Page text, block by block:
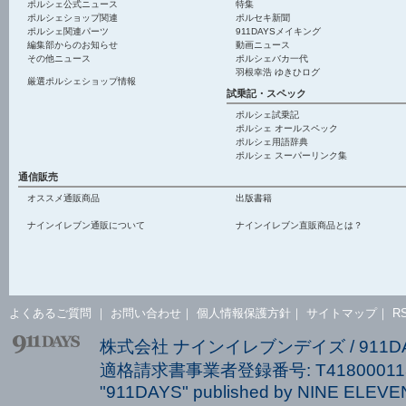
ポルシェ公式ニュース
ポルシェショップ関連
ポルシェ関連パーツ
編集部からのお知らせ
その他ニュース
厳選ポルシェショップ情報
特集
ポルセキ新聞
911DAYSメイキング
動画ニュース
ポルシェバカ一代
羽根幸浩 ゆきひログ
試乗記・スペック
ポルシェ試乗記
ポルシェ オールスペック
ポルシェ用語辞典
ポルシェ スーパーリンク集
通信販売
オススメ通販商品 出版書籍
ナインイレブン通販について ナインイレブン直販商品とは？
よくあるご質問 お問い合わせ 個人情報保護方針 サイトマップ｜
株式会社 ナインイレブンデイズ /
適格請求書事業者登録番号:
"911DAYS" published by NINE